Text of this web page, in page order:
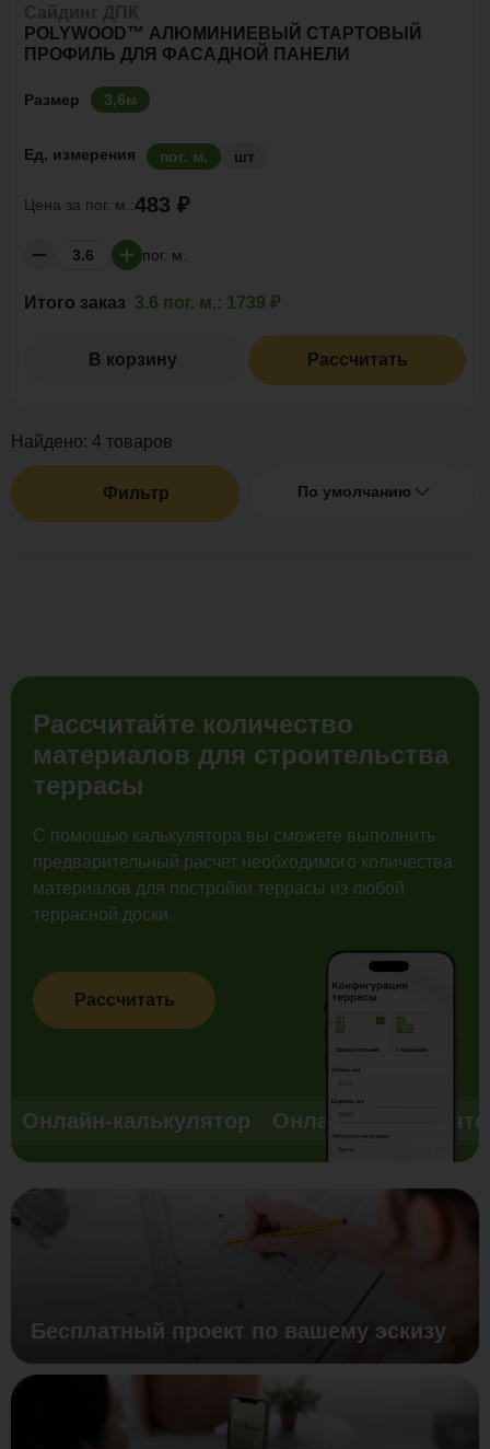
Найдено: 4 товаров
Фильтр По умолчанию
POLYWOOD™ АЛЮМИНИЕВЫЙ СТАРТОВЫЙ
ПРОФИЛЬ ДЛЯ ФАСАДНОЙ ПАНЕЛИ
Размер 3,6м
Ед. измерения пог. м. шт
Цена за пог. м.:483 ₽
пог. м.
Итого заказ 3.6 пог. м.: 1739 ₽
В корзину Рассчитать
Рассчитайте количество
материалов для строительства
террасы
С помощью калькулятора вы сможете выполнить
предварительный расчет необходимого количества
материалов для постройки террасы из любой
террасной доски.
Рассчитать
Онлайн-калькулятор Онлайн-
Бесплатный проект по вашему эскизу